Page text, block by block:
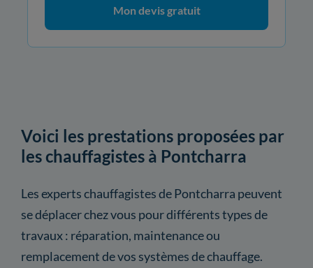
Mon devis gratuit
Voici les prestations proposées par
les chauffagistes à Pontcharra
Les experts chauffagistes de Pontcharra peuvent
se déplacer chez vous pour différents types de
travaux : réparation, maintenance ou
remplacement de vos systèmes de chauffage.